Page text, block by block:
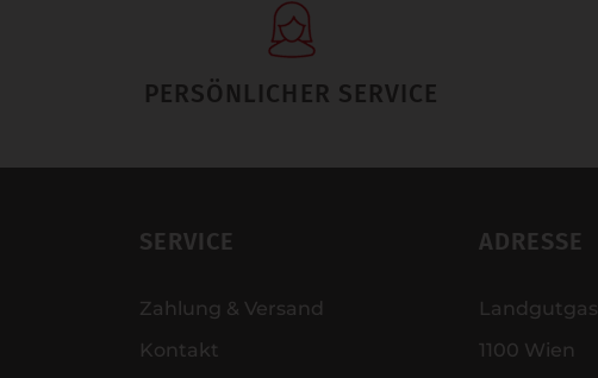
PERSÖNLICHER SERVICE
SERVICE
Zahlung & Versand
Kontakt
ADRESSE
1100 Wien